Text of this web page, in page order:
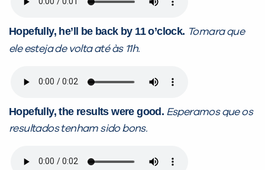
Hopefully, he’ll be back by 11 o’clock. Tomara que
ele esteja de volta até às 11h.
Hopefully, the results were good. Esperamos que os
resultados tenham sido bons.